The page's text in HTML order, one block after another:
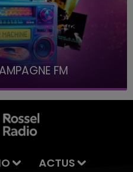
FM
ACTUS